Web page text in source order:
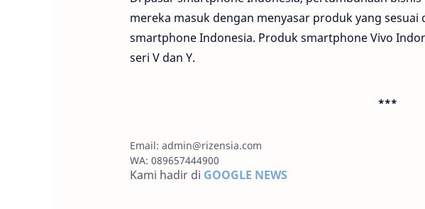
mereka masuk dengan menyasar produk yang
smartphone Indonesia. Produk smartphone Vivo
seri V dan Y.
***
Email: admin@rizensia.com
WA: 089657444900
Kami hadir di GOOGLE NEWS